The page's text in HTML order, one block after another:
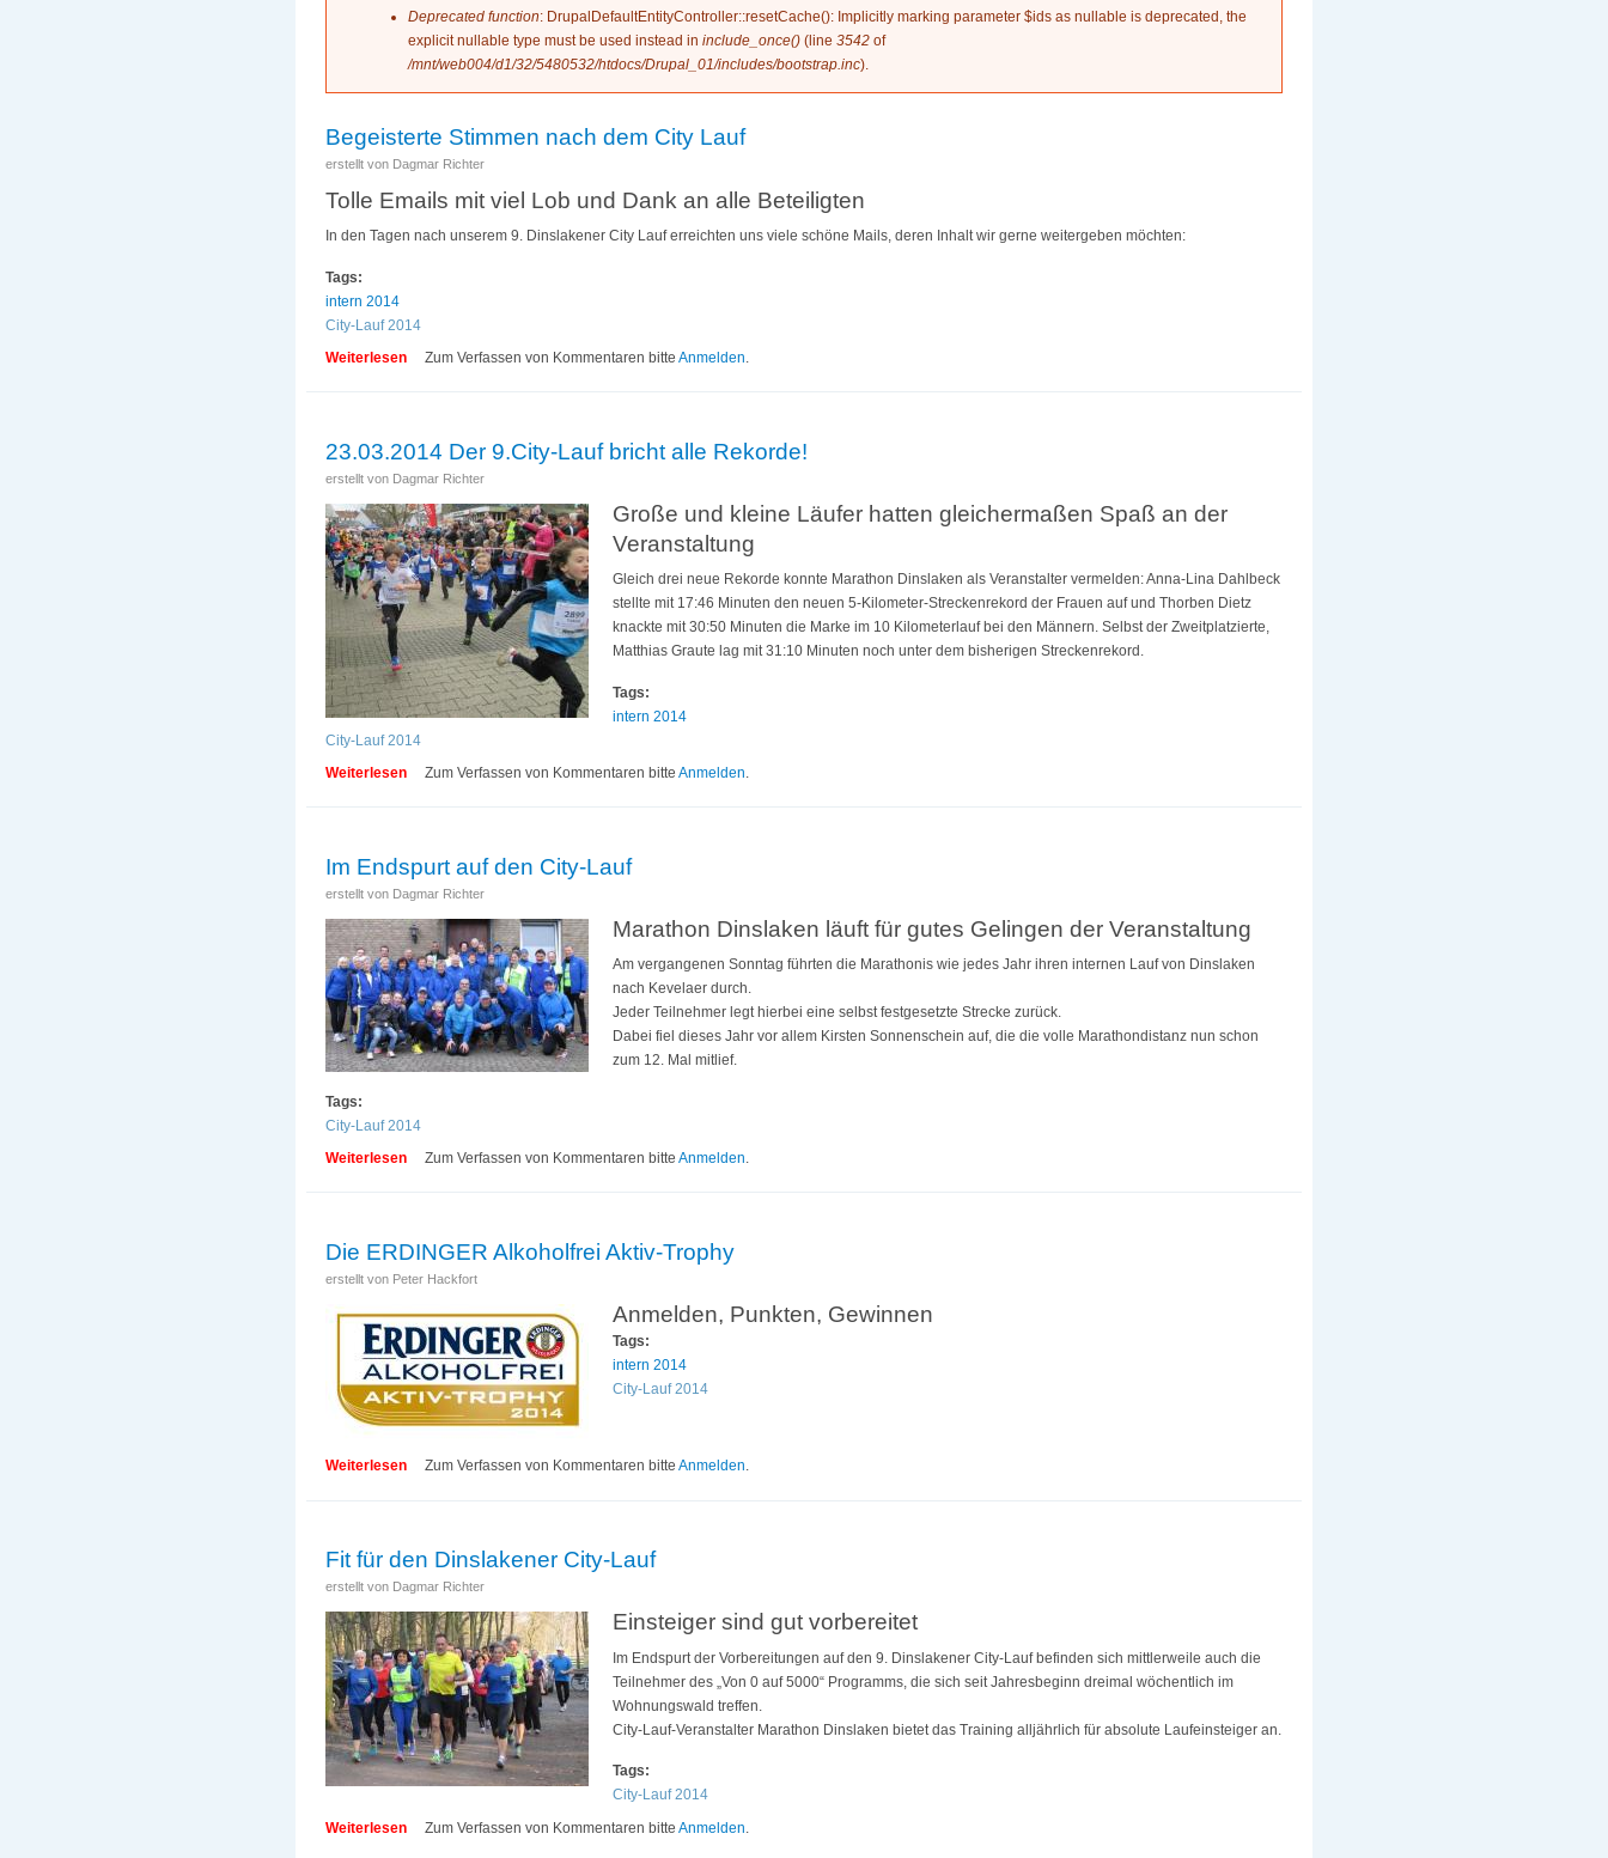
Deprecated function: DrupalDefaultEntityController::resetCache(): Implicitly marking parameter $ids as nullable is deprecated, the
explicit nullable type must be used instead ininclude_once() (line3542 of
/mnt/web004/d1/32/5480532/htdocs/Drupal_01/includes/bootstrap.inc).
Begeisterte Stimmen nach dem City Lauf
erstellt von Dagmar Richter
Tolle Emails mit viel Lob und Dank an alle Beteiligten
In den Tagen nach unserem 9. Dinslakener City Lauf erreichten uns viele schöne Mails, deren Inhalt wir gerne weitergeben möchten:
Tags:
intern 2014
City-Lauf 2014
Weiterlesen über Begeisterte Stimmen nach dem City Lauf
Zum Verfassen von Kommentaren bitteAnmelden.
23.03.2014 Der 9.City-Lauf bricht alle Rekorde!
erstellt von Dagmar Richter
Große und kleine Läufer hatten gleichermaßen Spaß an der
Veranstaltung
Gleich drei neue Rekorde konnte Marathon Dinslaken als Veranstalter vermelden: Anna-Lina Dahlbeck
stellte mit 17:46 Minuten den neuen 5-Kilometer-Streckenrekord der Frauen auf und Thorben Dietz
knackte mit 30:50 Minuten die Marke im 10 Kilometerlauf bei den Männern. Selbst der Zweitplatzierte,
Matthias Graute lag mit 31:10 Minuten noch unter dem bisherigen Streckenrekord.
Tags:
intern 2014
City-Lauf 2014
Weiterlesen über 23.03.2014 Der 9.City-Lauf bricht alle Rekorde!
Zum Verfassen von Kommentaren bitteAnmelden.
Im Endspurt auf den City-Lauf
erstellt von Dagmar Richter
Marathon Dinslaken läuft für gutes Gelingen der Veranstaltung
Am vergangenen Sonntag führten die Marathonis wie jedes Jahr ihren internen Lauf von Dinslaken
nach Kevelaer durch.
Jeder Teilnehmer legt hierbei eine selbst festgesetzte Strecke zurück.
Dabei fiel dieses Jahr vor allem Kirsten Sonnenschein auf, die die volle Marathondistanz nun schon
zum 12. Mal mitlief.
Tags:
City-Lauf 2014
Weiterlesen über Im Endspurt auf den City-Lauf
Zum Verfassen von Kommentaren bitteAnmelden.
Die ERDINGER Alkoholfrei Aktiv-Trophy
erstellt von Peter Hackfort
Anmelden, Punkten, Gewinnen
Tags:
intern 2014
City-Lauf 2014
Weiterlesen über Die ERDINGER Alkoholfrei Aktiv-Trophy
Zum Verfassen von Kommentaren bitteAnmelden.
Fit für den Dinslakener City-Lauf
erstellt von Dagmar Richter
Einsteiger sind gut vorbereitet
Im Endspurt der Vorbereitungen auf den 9. Dinslakener City-Lauf befinden sich mittlerweile auch die
Teilnehmer des „Von 0 auf 5000“ Programms, die sich seit Jahresbeginn dreimal wöchentlich im
Wohnungswald treffen.
City-Lauf-Veranstalter Marathon Dinslaken bietet das Training alljährlich für absolute Laufeinsteiger an.
Tags:
City-Lauf 2014
Weiterlesen über Fit für den Dinslakener City-Lauf
Zum Verfassen von Kommentaren bitteAnmelden